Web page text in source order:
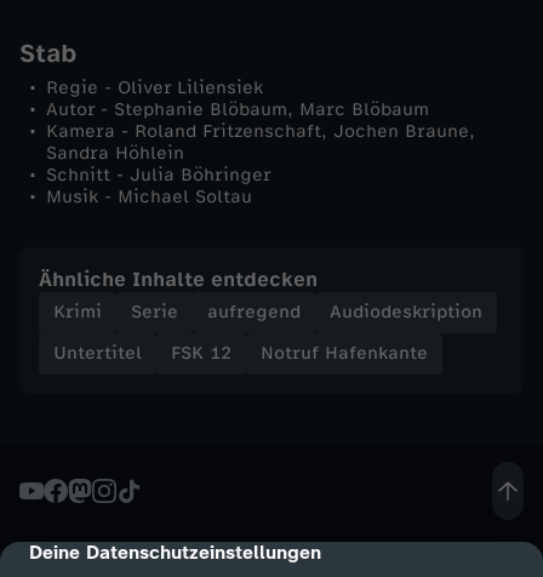
cmp-dialog-description
Deine Datenschutzeinstellungen
e
a
l
Stab
Regie - Oliver Liliensiek
Autor - Stephanie Blöbaum, Marc Blöbaum
Kamera - Roland Fritzenschaft, Jochen Braune,
Sandra Höhlein
Schnitt - Julia Böhringer
Musik - Michael Soltau
Ähnliche Inhalte entdecken
Krimi Serie aufregend
Audiodeskription
Untertitel
FSK 12 Notruf Hafenkante